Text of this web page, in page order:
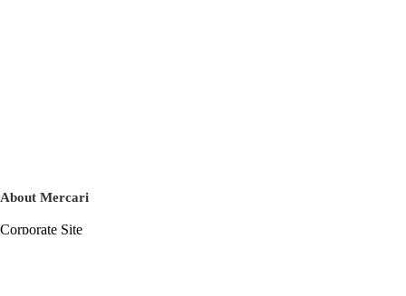
About Mercari
Corporate Site